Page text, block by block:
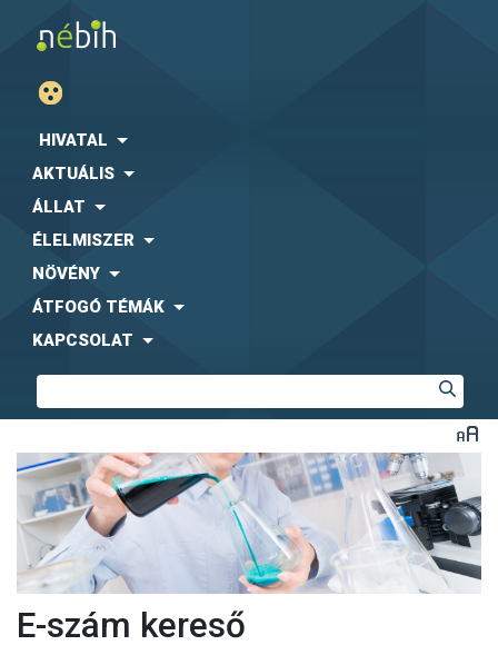
HIVATAL
AKTUÁLIS
ÁLLAT
ÉLELMISZER
NÖVÉNY
ÁTFOGÓ TÉMÁK
KAPCSOLAT
E-szám kereső